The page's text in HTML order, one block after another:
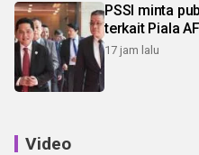
PSSI minta
terkait Piala
17 jam lalu
Video